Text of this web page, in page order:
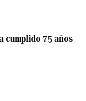
cumplido 75 años